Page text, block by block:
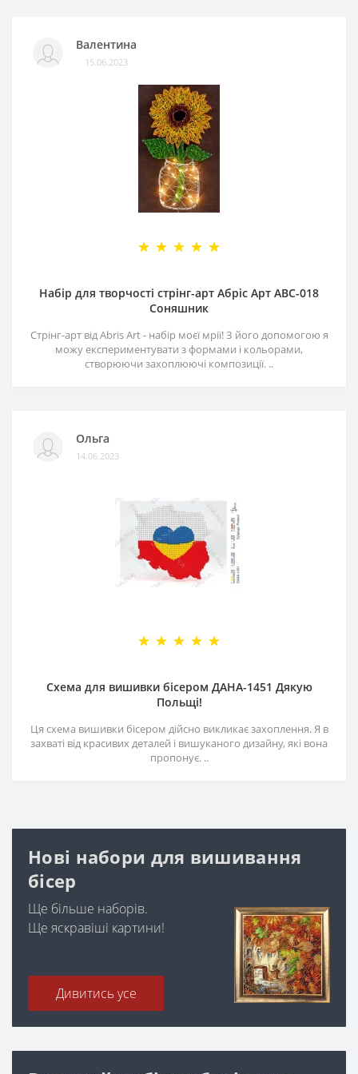
Валентина
15.06.2023
Набір для творчості стрінг-арт Абріс Арт АВС-018
Соняшник
Стрінг-арт від Abris Art - набір моєї мрії! З його допомогою я
можу експериментувати з формами і кольорами,
створюючи захоплюючі композиції. ..
Ольга
14.06.2023
Схема для вишивки бісером ДАНА-1451 Дякую
Польщі!
Ця схема вишивки бісером дійсно викликає захоплення. Я в
захваті від красивих деталей і вишуканого дизайну, які вона
пропонує. ..
Нові набори для вишивання
бісер
Ще більше наборів.
Ще яскравіші картини!
Дивитись усе